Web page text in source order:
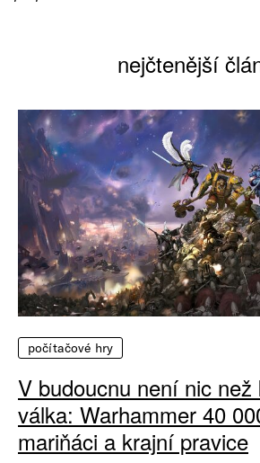
nejčtenější
počítačové hry
V budoucnu není nic
válka: Warhammer 40
mariňáci a krajní pravice